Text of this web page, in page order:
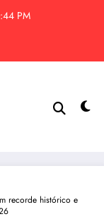
PM
recorde histórico e